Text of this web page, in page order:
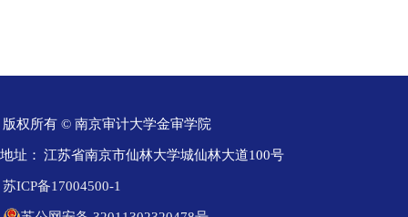
版权所有 © 南京审计大学金审学院
地址： 江苏省南京市仙林大学城仙林大道100号
苏ICP备17004500-1